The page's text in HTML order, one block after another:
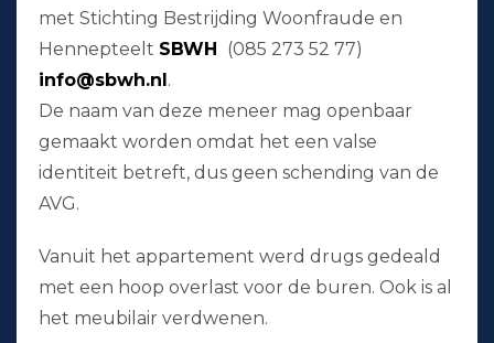
met Stichting Bestrijding Woonfraude en
Hennepteelt SBWH (085 273 52 77)
info@sbwh.nl.
De naam van deze meneer mag openbaar
gemaakt worden omdat het een valse
identiteit betreft, dus geen schending van de
AVG.
Vanuit het appartement werd drugs gedeald
met een hoop overlast voor de buren. Ook is al
het meubilair verdwenen.